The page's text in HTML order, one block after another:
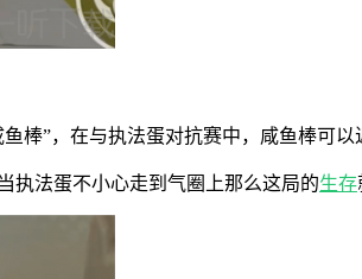
棒”，在与执法蛋对抗赛中，咸鱼棒可
执法蛋不小心走到气圈上那么这局的生存